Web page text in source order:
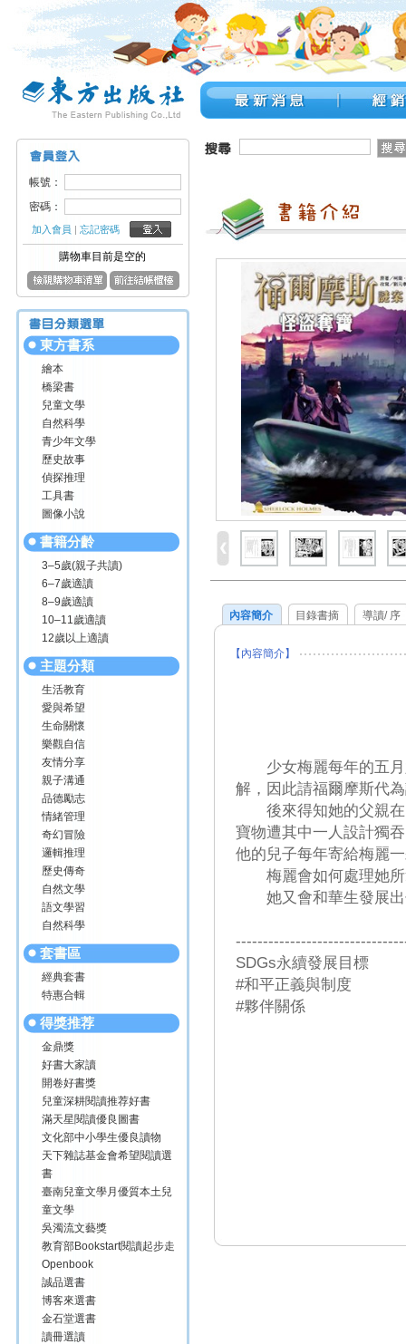
帳號：
密碼：
加入會員 |忘記密碼
購物車目前是空的
東方書系
繪本
橋梁書
兒童文學
自然科學
青少年文學
歷史故事
偵探推理
工具書
圖像小說
書籍分齡
3–5歲(親子共讀)
6–7歲適讀
8–9歲適讀
10–11歲適讀
12歲以上適讀
主題分類
生活教育
愛與希望
生命關懷
樂觀自信
友情分享
親子溝通
品德勵志
情緒管理
奇幻冒險
邏輯推理
歷史傳奇
自然文學
語文學習
自然科學
套書區
經典套書
特惠合輯
得獎推荐
金鼎獎
好書大家讀
開卷好書獎
兒童深耕閱讀推荐好書
滿天星閱讀優良圖書
文化部中小學生優良讀物
天下雜誌基金會希望閱讀選
書
臺南兒童文學月優質本土兒
童文學
吳濁流文藝獎
教育部Bookstart閱讀起步走
Openbook
誠品選書
博客來選書
金石堂選書
讀冊選讀
內容簡介 目錄書摘 導讀/ 序
【內容簡介】
少女梅麗每年的五月
解，因此請福爾摩斯代
後來得知她的父親在
寶物遭其中一人設計獨
他的兒子每年寄給梅麗
梅麗會如何處理她所
她又會和華生發展出
SDGs永續發展目標
#和平正義與制度
#夥伴關係